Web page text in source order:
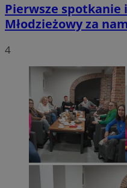
Pierwsze spotkanie
Młodzieżowy za
4